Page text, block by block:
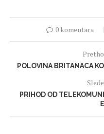
0 komentara
POLOVINA BRITANACA
PRIHOD OD